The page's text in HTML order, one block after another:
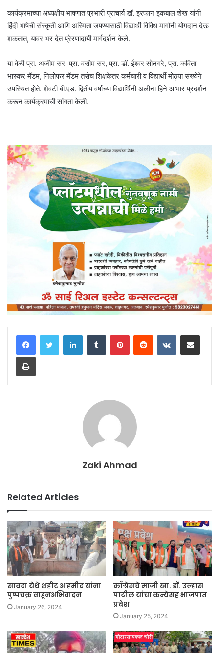
कार्यक्रमाच्या अध्यक्षीय भाषणात प्रभारी प्राचार्य डॉ. इरफान इकबाल शेख यांनी
हिंदी भाषेची संस्कृती आणि अस्मिता जपण्यासाठी विद्यार्थी विविध मार्गांनी योगदान देऊ
शकतात, यावर भर देत प्रेरणादायी मार्गदर्शन केले.
या वेळी प्रा. अजीम सर, प्रा. वसीम सर, प्रा. डॉ. ईश्वर सोनगरे, प्रा. कविता
भास्कर मॅडम, निलोफर मॅडम तसेच शिक्षकेतर कर्मचारी व विद्यार्थी मोठ्या संख्येने
उपस्थित होते. शेवटी बी.एड. द्वितीय वर्षाच्या विद्यार्थिनी अलीना हिने आभार प्रदर्शन
करून कार्यक्रमाची सांगता केली.
LinkedInTumblr PinterestReddit VKontakteShare via Email
Print
Zaki Ahmad
Related Articles
सावदा येथे शहीद अ हमीद यांना
पुष्पचक्र वाहूनअभिवादन
January 26, 2024
काँग्रेसचे माजी खा. डॉ. उल्हास
पाटील यांचा कन्येसह भाजपात
प्रवेश
January 25, 2024